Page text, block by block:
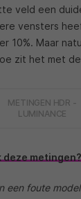
veld een
vensters
10%. Maar
zit het met
METINGEN HDR -
LUMINANCE
een foute